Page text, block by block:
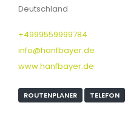
Deutschland
+4999559999784
info@hanfbayer.de
www.hanfbayer.de
ROUTENPLANER TELEFON